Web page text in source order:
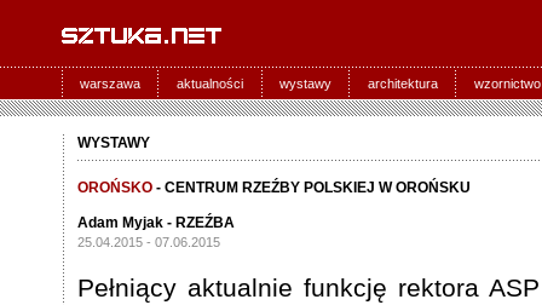
warszawa aktualności wystawy architektura wzornictwo
WYSTAWY
OROŃSKO- CENTRUM RZEŹBY POLSKIEJ W OROŃSKU
Adam Myjak - RZEŹBA
25.04.2015 - 07.06.2015
Pełniący aktualnie funkcję rektora